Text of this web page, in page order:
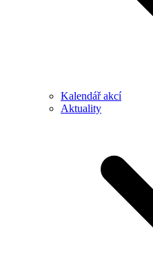
Kalendář akcí
Aktuality